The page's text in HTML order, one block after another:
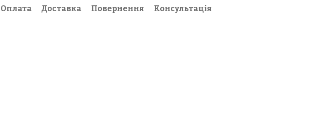
Оплата
Доставка Повернення Консультація